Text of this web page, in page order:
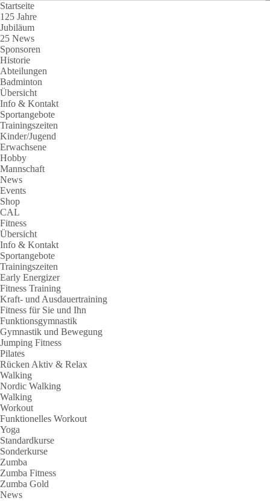
Startseite
125 Jahre
Jubiläum
25 News
Sponsoren
Historie
Abteilungen
Badminton
Übersicht
Info & Kontakt
Sportangebote
Trainingszeiten
Kinder/Jugend
Erwachsene
Hobby
Mannschaft
News
Events
Shop
CAL
Fitness
Übersicht
Info & Kontakt
Sportangebote
Trainingszeiten
Early Energizer
Fitness Training
Kraft- und Ausdauertraining
Fitness für Sie und Ihn
Funktionsgymnastik
Gymnastik und Bewegung
Jumping Fitness
Pilates
Rücken Aktiv & Relax
Walking
Nordic Walking
Walking
Workout
Funktionelles Workout
Yoga
Standardkurse
Sonderkurse
Zumba
Zumba Fitness
Zumba Gold
News